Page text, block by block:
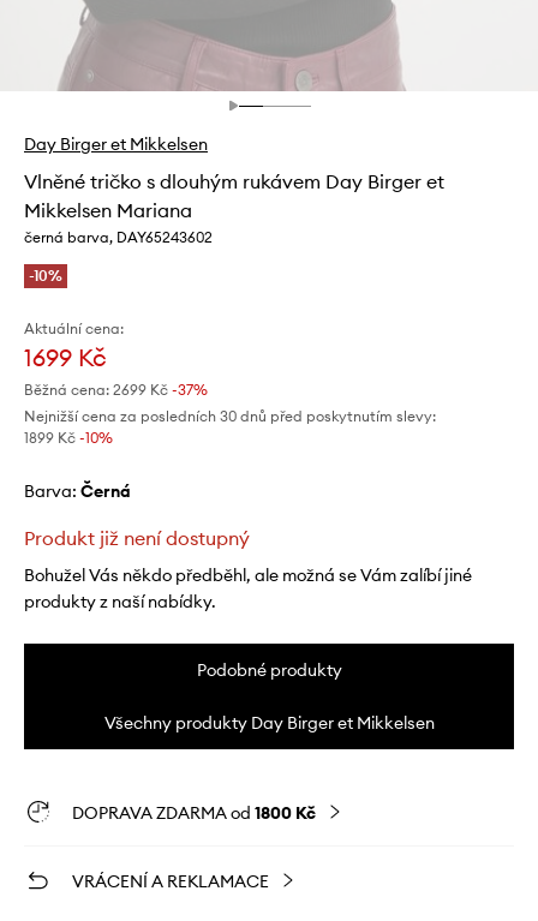
Day Birger et Mikkelsen
Vlněné tričko s dlouhým rukávem Day Birger et
Mikkelsen Mariana
černá barva, DAY65243602
-10%
Aktuální cena:
1699 Kč
Běžná cena: 2699 Kč -37%
Nejnižší cena za posledních 30 dnů před poskytnutím slevy:
1899 Kč -10%
Barva: černá
Produkt již není dostupný
Bohužel Vás někdo předběhl, ale možná se Vám zalíbí jiné
produkty z naší nabídky.
Podobné produkty
Všechny produkty Day Birger et Mikkelsen
DOPRAVA ZDARMA od 1800 Kč
VRÁCENÍ A REKLAMACE